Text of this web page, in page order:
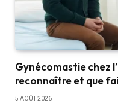
Gynécomastie chez
reconnaître et que
5 AOÛT 2026